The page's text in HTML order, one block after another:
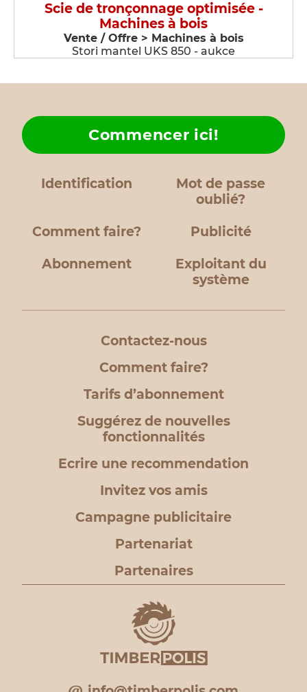
Scie de tronçonnage optimisée -
Machines à bois
Vente / Offre > Machines à bois
Stori mantel UKS 850 - aukce
Identification
Mot de passe
oublié?
Comment faire?
Commencer ici!
Publicité
Abonnement
Exploitant du
système
Contactez-nous
Comment faire?
Tarifs d’abonnement
Suggérez de nouvelles
fonctionnalités
Ecrire une recommendation
Invitez vos amis
Campagne publicitaire
Partenariat
Partenaires